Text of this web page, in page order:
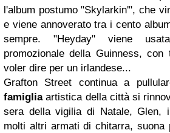
l'album postumo "Skylarkin'", che
e viene annoverato tra i cento
sempre. "Heyday" viene
promozionale della Guinness,
voler dire per un irlandese...
Grafton Street continua a
famigliaartistica della città si
sera della vigilia di Natale, Glen,
molti altri armati di chitarra, suona